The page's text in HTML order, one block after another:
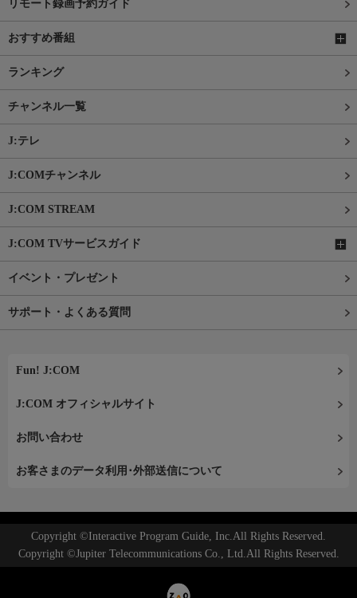
リモート録画予約ガイド
おすすめ番組
ランキング
チャンネル一覧
J:テレ
J:COMチャンネル
J:COM STREAM
J:COM TVサービスガイド
イベント・プレゼント
サポート・よくある質問
Fun! J:COM
J:COM オフィシャルサイト
お問い合わせ
お客さまのデータ利用･外部送信について
Copyright ©Interactive Program Guide, Inc.All Rights Reserved.
Copyright ©Jupiter Telecommunications Co., Ltd.All Rights Reserved.